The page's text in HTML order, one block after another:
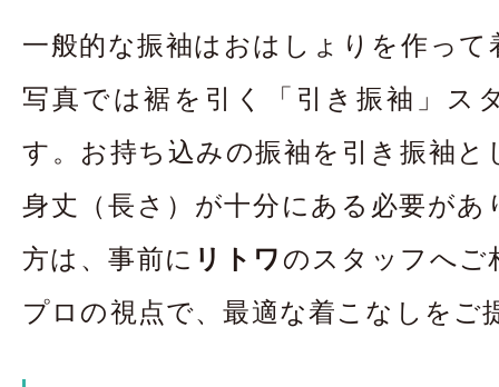
一般的な振袖はおはしょりを作って
写真では裾を引く「引き振袖」ス
す。お持ち込みの振袖を引き振袖と
身丈（長さ）が十分にある必要があ
方は、事前に リトワのスタッフへご
プロの視点で、最適な着こなしをご